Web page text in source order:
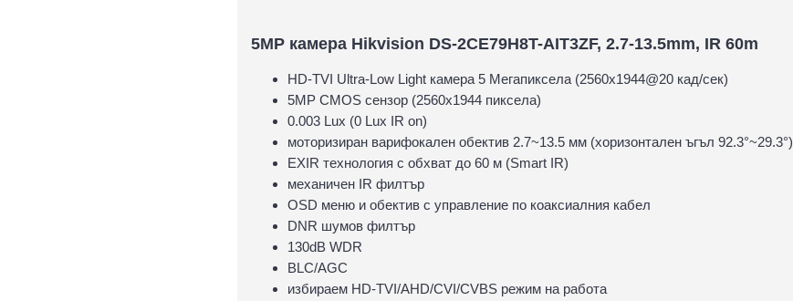
5MP камера Hikvision DS-2CE79H8T-AIT3ZF, 2.7-13.5mm, IR 60m
HD-TVI Ultra-Low Light камера 5 Мегапиксела (2560х1944@20 кад/сек)
5MP CMOS сензор (2560x1944 пиксела)
0.003 Lux (0 Lux IR on)
моторизиран варифокален обектив 2.7~13.5 мм (хоризонтален ъгъл 92.3°~29.3°)
EXIR технология с обхват до 60 м (Smart IR)
механичен IR филтър
OSD меню и обектив с управление по коаксиалния кабел
DNR шумов филтър
130dB WDR
BLC/AGC
избираем HD-TVI/AHD/CVI/CVBS режим на работа